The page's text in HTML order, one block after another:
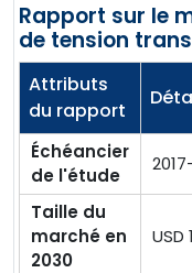
Rapport sur le
de tension
Attributs
du rapport
Échéancier
de l'étude
Taille du
marché en
2030
USD